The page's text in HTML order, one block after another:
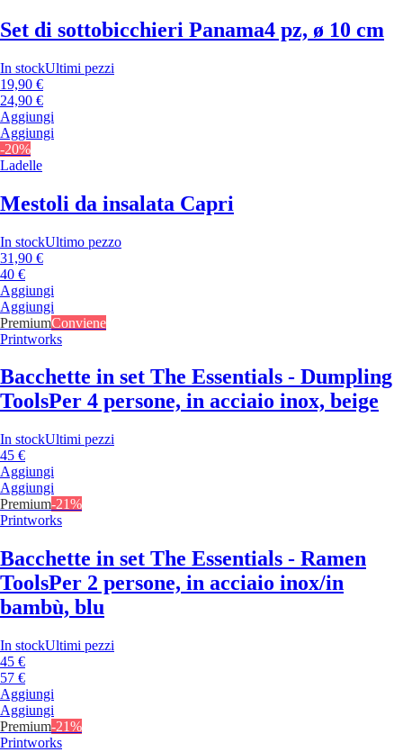
Set di sottobicchieri Panama4 pz, ø 10 cm
In stockUltimi pezzi
19,90 €
24,90 €
Aggiungi
Aggiungi
-20%
Ladelle
Mestoli da insalata Capri
In stockUltimo pezzo
31,90 €
40 €
Aggiungi
Aggiungi
PremiumConviene
Printworks
Bacchette in set The Essentials - Dumpling
ToolsPer 4 persone, in acciaio inox, beige
In stockUltimi pezzi
45 €
Aggiungi
Aggiungi
Premium-21%
Printworks
Bacchette in set The Essentials - Ramen
ToolsPer 2 persone, in acciaio inox/in
bambù, blu
In stockUltimi pezzi
45 €
57 €
Aggiungi
Aggiungi
Premium-21%
Printworks